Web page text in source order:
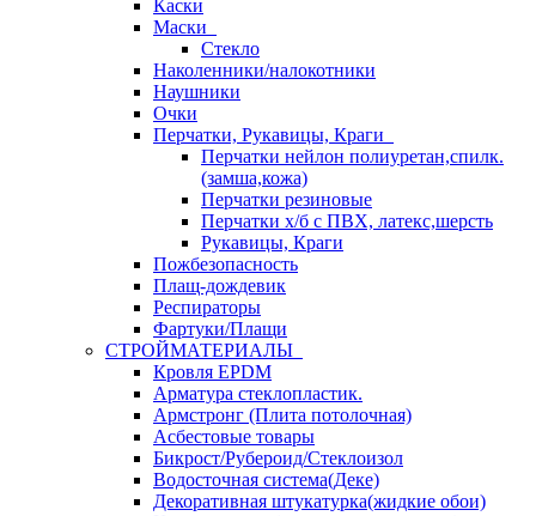
Каски
Маски
Стекло
Наколенники/налокотники
Наушники
Очки
Перчатки, Рукавицы, Краги
Перчатки нейлон полиуретан,спилк.
(замша,кожа)
Перчатки резиновые
Перчатки х/б с ПВХ, латекс,шерсть
Рукавицы, Краги
Пожбезопасность
Плащ-дождевик
Респираторы
Фартуки/Плащи
СТРОЙМАТЕРИАЛЫ
Кровля ЕРDM
Арматура стеклопластик.
Армстронг (Плита потолочная)
Асбестовые товары
Бикрост/Рубероид/Стеклоизол
Водосточная система(Деке)
Декоративная штукатурка(жидкие обои)